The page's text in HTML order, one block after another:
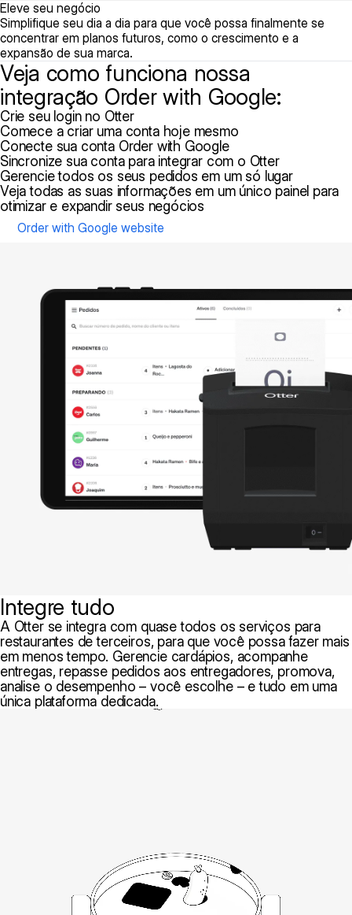
Eleve seu negócio
Simplifique seu dia a dia para que você possa finalmente se
concentrar em planos futuros, como o crescimento e a
expansão de sua marca.
Veja como funciona nossa
integração Order with Google:
Crie seu login no Otter
Comece a criar uma conta hoje mesmo
Conecte sua conta Order with Google
Sincronize sua conta para integrar com o Otter
Gerencie todos os seus pedidos em um só lugar
Veja todas as suas informações em um único painel para
otimizar e expandir seus negócios
Order with Google website
Integre tudo
A Otter se integra com quase todos os serviços para
restaurantes de terceiros, para que você possa fazer mais
em menos tempo. Gerencie cardápios, acompanhe
entregas, repasse pedidos aos entregadores, promova,
analise o desempenho – você escolhe – e tudo em uma
única plataforma dedicada.